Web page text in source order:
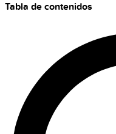
Tabla de contenidos